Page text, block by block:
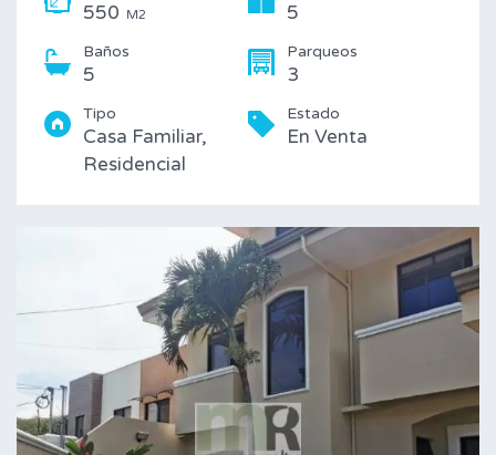
550 M2 5
Baños
5
Parqueos
3
Tipo
Casa Familiar,
Residencial
Estado
En Venta